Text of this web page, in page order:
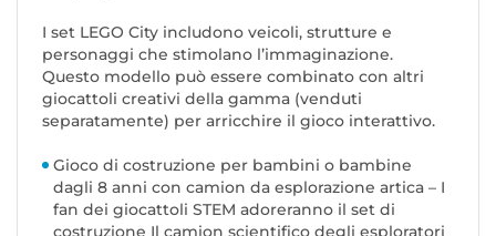
I set LEGO City includono veicoli, strutture e
personaggi che stimolano l’immaginazione.
Questo modello può essere combinato con altri
giocattoli creativi della gamma (venduti
separatamente) per arricchire il gioco interattivo.
Gioco di costruzione per bambini o bambine
dagli 8 anni con camion da esplorazione artica – I
fan dei giocattoli STEM adoreranno il set di
costruzione Il camion scientifico degli esploratori